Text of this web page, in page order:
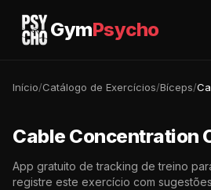
GymPsycho
Início/Catálogo de Exercícios/Bíceps/
Cable Concentration
App gratuito de tracking de treino
registre este exercício com